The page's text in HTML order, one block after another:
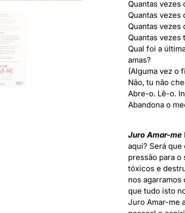
Quantas vezes
Quantas vezes
Quantas vezes
Quantas
Qual foi a
amas?
(Alguma vez o
Não, tu não
Abre-o. Lê-o.
Abandona o
Juro Amar-me
aqui? Será
pressão para
tóxicos e
nos
que tudo isto
Juro Amar-me